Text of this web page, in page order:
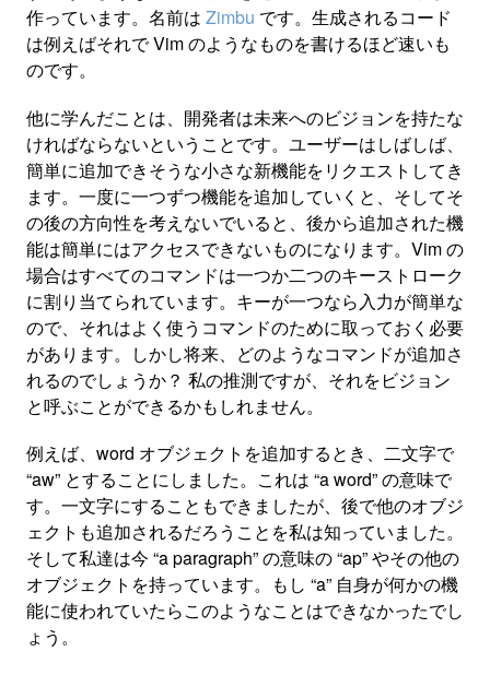
作っています。名前は Zimbu です。生成されるコード
は例えばそれで Vim のようなものを書けるほど速いも
のです。
他に学んだことは、開発者は未来へのビジョンを持たな
ければならないということです。ユーザーはしばしば、
簡単に追加できそうな小さな新機能をリクエストしてき
ます。一度に一つずつ機能を追加していくと、そしてそ
の後の方向性を考えないでいると、後から追加された機
能は簡単にはアクセスできないものになります。Vim の
場合はすべてのコマンドは一つか二つのキーストローク
に割り当てられています。キーが一つなら入力が簡単な
ので、それはよく使うコマンドのために取っておく必要
があります。しかし将来、どのようなコマンドが追加さ
れるのでしょうか？ 私の推測ですが、それをビジョン
と呼ぶことができるかもしれません。
例えば、word オブジェクトを追加するとき、二文字で
“aw” とすることにしました。これは “a word” の意味で
す。一文字にすることもできましたが、後で他のオブジ
ェクトも追加されるだろうことを私は知っていました。
そして私達は今 “a paragraph” の意味の “ap” やその他の
オブジェクトを持っています。もし “a” 自身が何かの機
能に使われていたらこのようなことはできなかったでし
ょう。